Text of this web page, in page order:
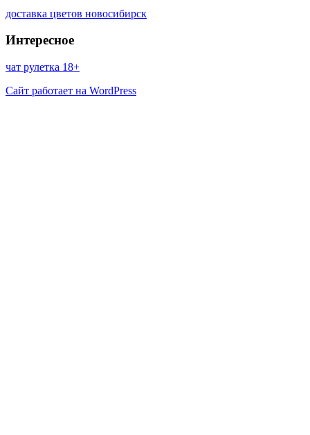
доставка цветов новосибирск
Интересное
чат рулетка 18+
Сайт работает на WordPress